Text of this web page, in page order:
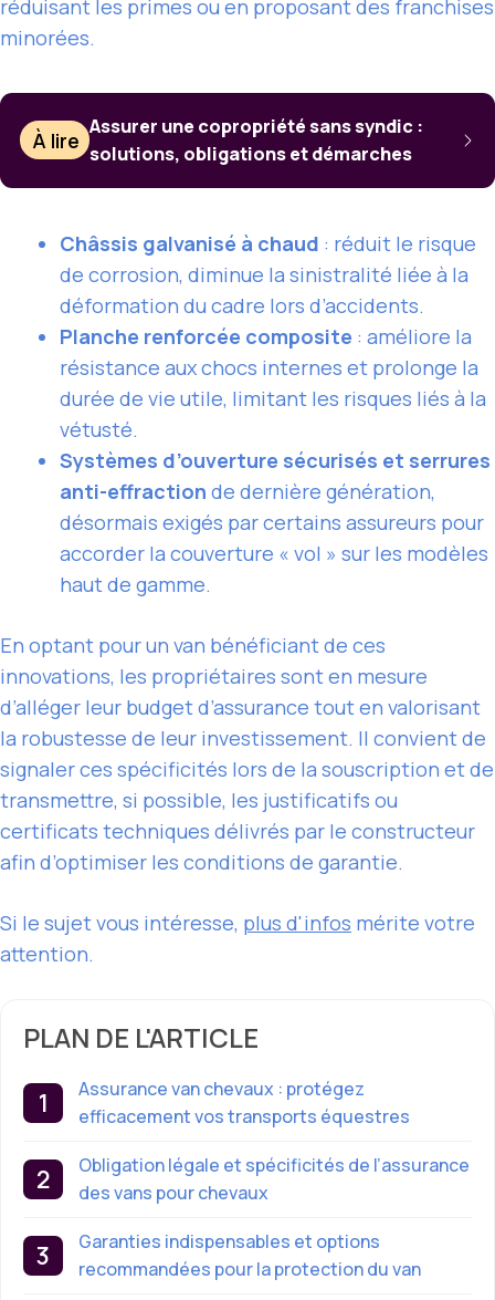
réduisant les primes ou en proposant des franchises
minorées.
À lire
Assurer une copropriété sans syndic :
solutions, obligations et démarches
Châssis galvanisé à chaud : réduit le risque
de corrosion, diminue la sinistralité liée à la
déformation du cadre lors d’accidents.
Planche renforcée composite : améliore la
résistance aux chocs internes et prolonge la
durée de vie utile, limitant les risques liés à la
vétusté.
Systèmes d’ouverture sécurisés et serrures
anti-effraction de dernière génération,
désormais exigés par certains assureurs pour
accorder la couverture « vol » sur les modèles
haut de gamme.
En optant pour un van bénéficiant de ces
innovations, les propriétaires sont en mesure
d’alléger leur budget d’assurance tout en valorisant
la robustesse de leur investissement. Il convient de
signaler ces spécificités lors de la souscription et de
transmettre, si possible, les justificatifs ou
certificats techniques délivrés par le constructeur
afin d’optimiser les conditions de garantie.
Si le sujet vous intéresse, plus d'infos mérite votre
attention.
PLAN DE L'ARTICLE
Assurance van chevaux : protégez
efficacement vos transports équestres
Obligation légale et spécificités de l’assurance
des vans pour chevaux
Garanties indispensables et options
recommandées pour la protection du van